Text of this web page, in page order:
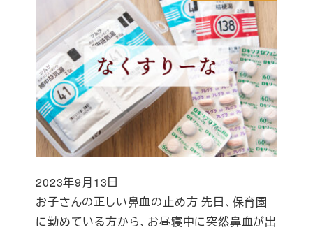
お子さんの正しい鼻血の止め方 先日、保育園
に勤めている方から、お昼寝中に突然鼻血が出
投稿日
2023年9月13日